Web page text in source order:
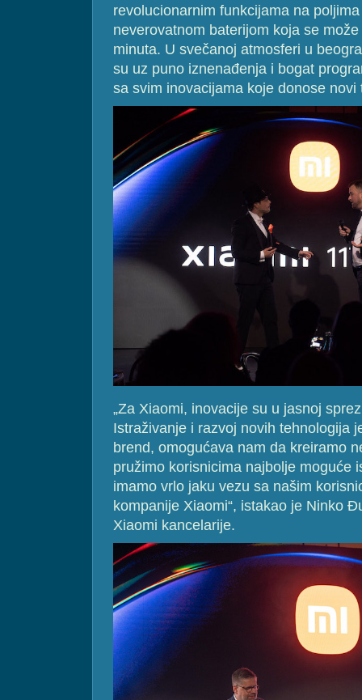
revolucionarnim funkcijama na
neverovatnom baterijom koja se
minuta. U svečanoj atmosferi u
su uz puno iznenađenja i bogat
sa svim inovacijama koje donose novi
„Za Xiaomi, inovacije su u jasnoj
Istraživanje i razvoj novih tehnologija
brend, omogućava nam da kreiramo
pružimo korisnicima najbolje moguće
imamo vrlo jaku vezu sa našim
kompanije Xiaomi“, istakao je Ninko
Xiaomi kancelarije.